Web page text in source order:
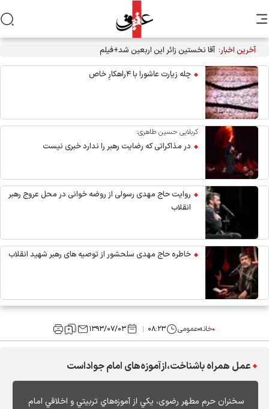
آخرین اخبار: آقا نخستین زائر این اربعین شد+فیلم
چله زیارت عاشورا با ۴راهکارِ خاص
کربلایی حسین طاهری:
در مذاکراتی که رضایت رهبر را ندارد خبری نیست
روایت حاج مهدی رسولی از روضه خوانی در محل عروج رهبر
انقلاب
خاطره حاج مهدی سلحشور از توصیه های رهبر شهید انقلاب
خانهعمومی ۰۸:۲۳ ۱۳۹۳/۰۷/۰۳
عمل همراه باشناخت،ازآموزه‌های امام جواداست
سخنران حرم مطهر رضوی، يكي از آموزه‌هاي تربيتي و اخلاقي امام